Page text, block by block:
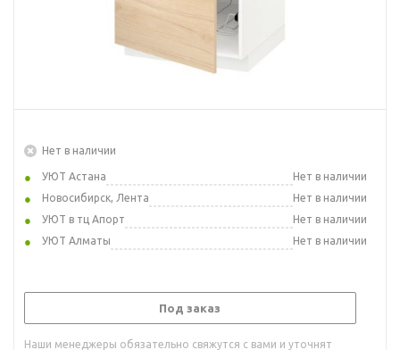
Нет в наличии
УЮТ Астана
Нет в наличии
Новосибирск, Лента
Нет в наличии
УЮТ в тц Апорт
Нет в наличии
УЮТ Алматы
Нет в наличии
Под заказ
Наши менеджеры обязательно свяжутся с вами и уточнят